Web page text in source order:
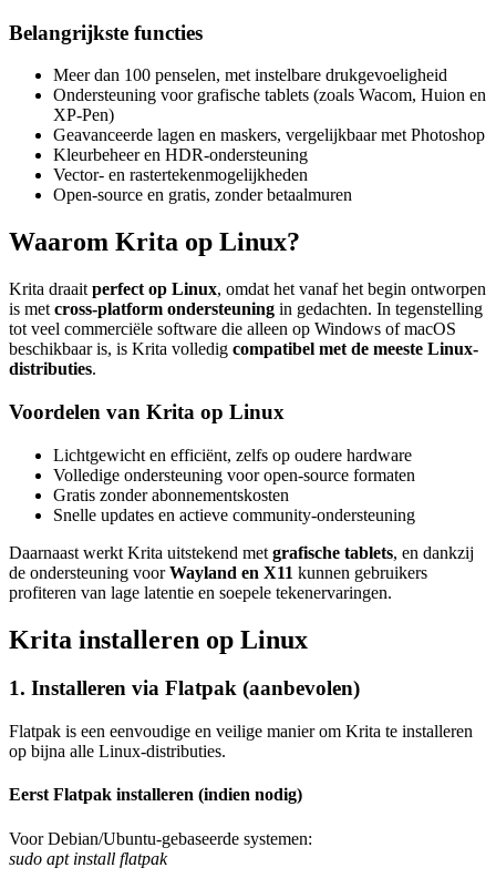
Belangrijkste functies
Meer dan 100 penselen, met instelbare drukgevoeligheid
Ondersteuning voor grafische tablets (zoals Wacom, Huion en
XP-Pen)
Geavanceerde lagen en maskers, vergelijkbaar met Photoshop
Kleurbeheer en HDR-ondersteuning
Vector- en rastertekenmogelijkheden
Open-source en gratis, zonder betaalmuren
Waarom Krita op Linux?
Krita draait perfect op Linux, omdat het vanaf het begin ontworpen
is met cross-platform ondersteuning in gedachten. In tegenstelling
tot veel commerciële software die alleen op Windows of macOS
beschikbaar is, is Krita volledig compatibel met de meeste Linux-
distributies.
Voordelen van Krita op Linux
Lichtgewicht en efficiënt, zelfs op oudere hardware
Volledige ondersteuning voor open-source formaten
Gratis zonder abonnementskosten
Snelle updates en actieve community-ondersteuning
Daarnaast werkt Krita uitstekend met grafische tablets, en dankzij
de ondersteuning voorWayland en X11 kunnen gebruikers
profiteren van lage latentie en soepele tekenervaringen.
Krita installeren op Linux
1. Installeren via Flatpak (aanbevolen)
Flatpak is een eenvoudige en veilige manier om Krita te installeren
op bijna alle Linux-distributies.
Eerst Flatpak installeren (indien nodig)
Voor Debian/Ubuntu-gebaseerde systemen:
sudo apt install flatpak